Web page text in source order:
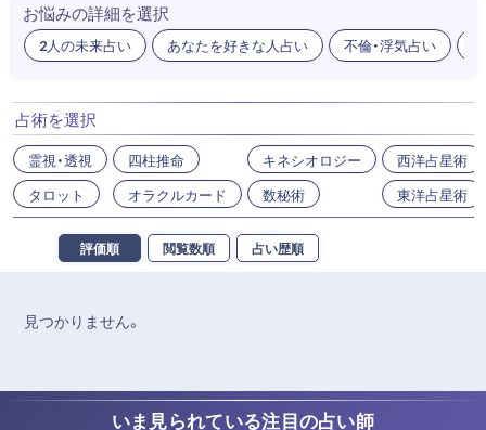
お悩みの詳細を選択
2人の未来占い あなたを好きな人占い 不倫・浮気占い
占術を選択
霊視・透視
タロット
四柱推命
オラクルカード
キネシオロジー
数秘術
西洋占星術
東洋占星術
評価順 閲覧数順 占い歴順
見つかりません。
いま見られている注目の占い師